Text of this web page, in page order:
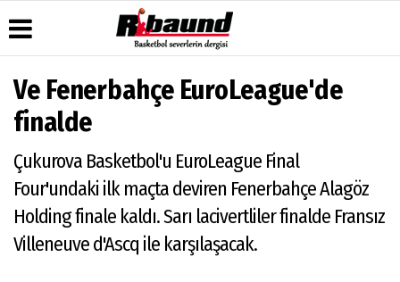
Üye Paneli
Haber
Arşivi
Hava
Gazete
Manşetleri
Anketler
Biyografiler
Galeri
Foto
Galeri
Gizlilik
İlkeleri
Ve Fenerbahçe EuroLeague'de
finalde
Çukurova Basketbol'u EuroLeague Final
Four'undaki ilk maçta deviren Fenerbahçe Alagöz
Holding finale kaldı. Sarı lacivertliler finalde Fransız
Villeneuve d'Ascq ile karşılaşacak.